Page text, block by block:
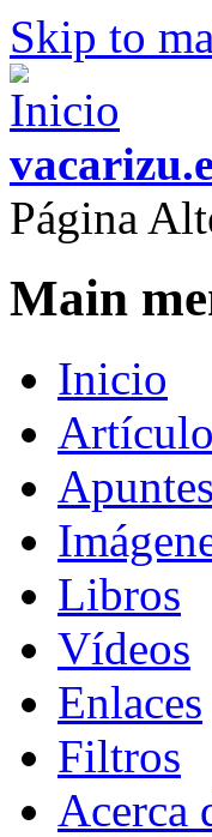
Skip to
Página
Main
Inicio
Apuntes
Libros
Vídeos
Enlaces
Filtros
Acerca